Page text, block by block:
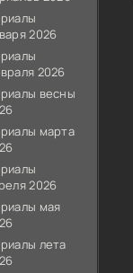
2026
2026
весны
марта
2026
мая
лета